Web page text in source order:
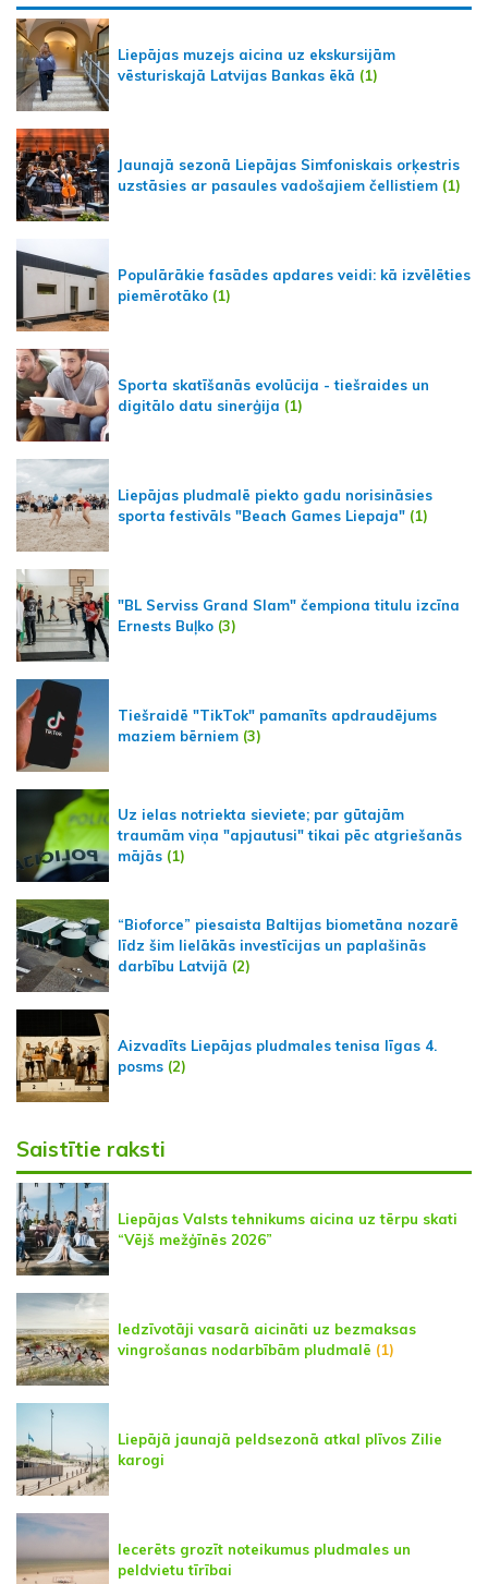
Liepājas muzejs aicina uz ekskursijām
vēsturiskajā Latvijas Bankas ēkā (1)
Jaunajā sezonā Liepājas Simfoniskais orķestris
uzstāsies ar pasaules vadošajiem čellistiem (1)
Populārākie fasādes apdares veidi: kā izvēlēties
piemērotāko (1)
Sporta skatīšanās evolūcija - tiešraides un
digitālo datu sinerģija (1)
Liepājas pludmalē piekto gadu norisināsies
sporta festivāls "Beach Games Liepaja" (1)
"BL Serviss Grand Slam" čempiona titulu izcīna
Ernests Buļko (3)
Tiešraidē "TikTok" pamanīts apdraudējums
maziem bērniem (3)
Uz ielas notriekta sieviete; par gūtajām
traumām viņa "apjautusi" tikai pēc atgriešanās
mājās (1)
“Bioforce” piesaista Baltijas biometāna nozarē
līdz šim lielākās investīcijas un paplašinās
darbību Latvijā (2)
Aizvadīts Liepājas pludmales tenisa līgas 4.
posms (2)
Saistītie raksti
Liepājas Valsts tehnikums aicina uz tērpu skati
“Vējš mežģīnēs 2026”
Iedzīvotāji vasarā aicināti uz bezmaksas
vingrošanas nodarbībām pludmalē (1)
Liepājā jaunajā peldsezonā atkal plīvos Zilie
karogi
Iecerēts grozīt noteikumus pludmales un
peldvietu tīrībai